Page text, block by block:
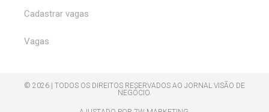
Cadastrar vagas
Vagas
© 2026 | TODOS OS DIREITOS RESERVADOS AO JORNAL VISÃO DE
NEGÓCIO.